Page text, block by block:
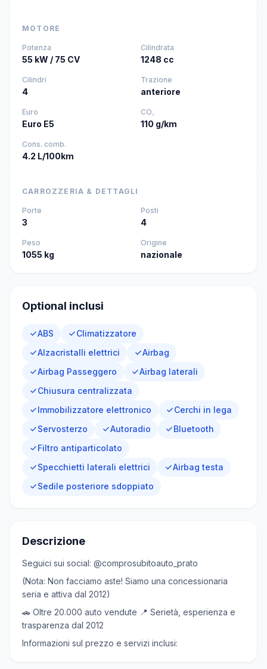
MOTORE
Potenza
55 kW / 75 CV
Cilindrata
1248 cc
Cilindri
4
Trazione
anteriore
Euro
Euro E5
CO₂
110 g/km
Cons. comb.
4.2 L/100km
CARROZZERIA & DETTAGLI
Porte
3
Posti
4
Peso
1055 kg
Origine
nazionale
Optional inclusi
ABS
Climatizzatore
Alzacristalli elettrici
Airbag
Airbag Passeggero
Airbag laterali
Chiusura centralizzata
Immobilizzatore elettronico
Cerchi in lega
Servosterzo
Autoradio
Bluetooth
Filtro antiparticolato
Specchietti laterali elettrici
Airbag testa
Sedile posteriore sdoppiato
Descrizione
Seguici sui social: @comprosubitoauto_prato
(Nota: Non facciamo aste! Siamo una concessionaria
seria e attiva dal 2012)
🚗 Oltre 20.000 auto vendute 📍 Serietà, esperienza e
trasparenza dal 2012
Informazioni sul prezzo e servizi inclusi: